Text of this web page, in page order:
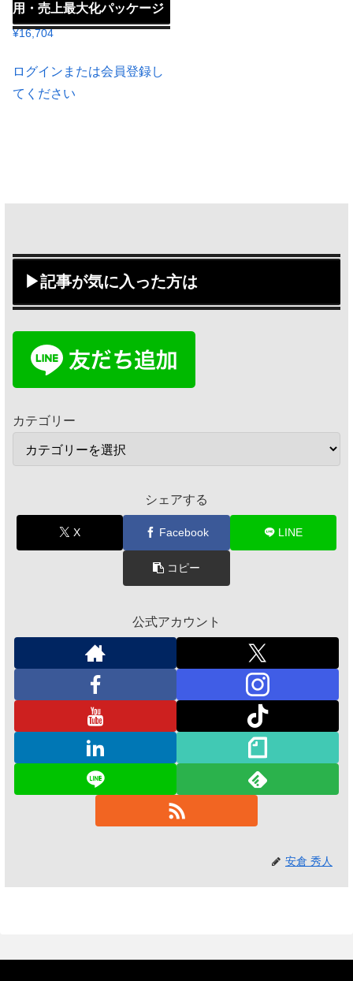
用・売上最大化パッケージ
¥16,704
ログインまたは会員登録し
てください
▶記事が気に入った方は
カテゴリー
シェアする
X Facebook LINE
コピー
公式アカウント
安倉 秀人